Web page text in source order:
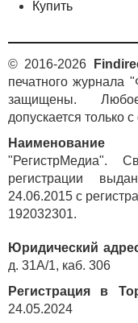
· продажа
реагентов для
· гарантийное и
обслуживание,
2. Компания
безвозмездной
дорогостоящее
временное
в бюджет. При
рыночной
При передаче
Купить
© 2016-2026
печатного журнала
защищены.
допускается только
"РегистрМедиа".
регистрации
24.06.2015 с
192032301.
Юридический
д. 31А/1, каб. 306
Регистрация в
24.05.2024